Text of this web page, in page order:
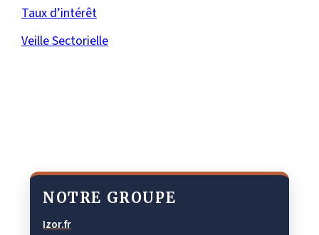
Taux d’intérêt
Veille Sectorielle
NOTRE GROUPE
Izor.fr